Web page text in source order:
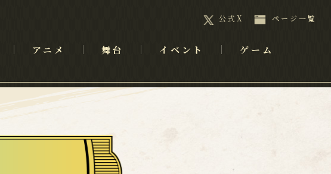
アニメ 舞台 イベント ゲーム
公式X ページ一覧